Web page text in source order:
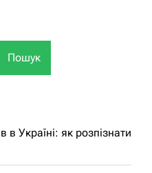
Пошук
в Україні: як розпізнати